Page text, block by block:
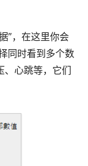
”，在这里你会
同时看到多个数
、心跳等，它们